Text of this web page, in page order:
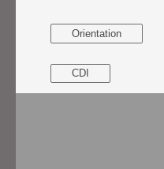
Orientation
CDI